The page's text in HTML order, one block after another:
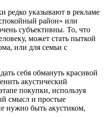
редко указывают в рекламе
район» или
субъективны. То, что
может стать пыткой
или для семьи с
себя обмануть красивой
акустический
покупки, используя
смысл и простые
нужно быть акустиком,